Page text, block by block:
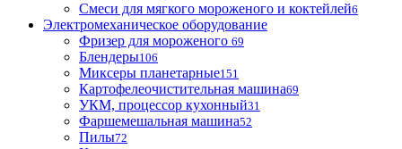
Смеси для мягкого мороженого и коктейлей6
Электромеханическое оборудование
Фризер для мороженого 69
Блендеры106
Миксеры планетарные151
Картофелеочистительная машина69
УКМ, процессор кухонный31
Фаршемешальная машина52
Пилы72